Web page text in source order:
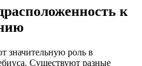
к
значительную роль в
Существуют разные